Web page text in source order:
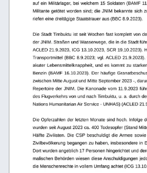
auf ein Militärlager, bei welchem 15 Soldaten (BAMF
Militante getötet worden sind; die JNIM bekannte sich
riefen eine dreitägige Staatstrauer aus (BBC 8.9.2023).
Die Stadt Timbuktu ist seit Wochen fast komplett von
der JNIM. Straßen und Wasserwege, die in die Stadt
ACLED 21.9.2023, ICG 13.10.2023, SCR 19.10.2023).
Transportmittel (BBC 8.9.2023; vgl. ACLED
akuter Lebensmittelknappheit, und es kommt zu
Benzin (BAMF 16.10.2023). Der häufige
zwischen Mitte August und Mitte September 2023 -,
Repertoire der JNIM. Die Kanonade vom 11.9.2023
des Flugverkehrs von und nach Timbuktu, u. a. durch
Nations Humanitarian Air Service - UNHAS) (ACLED
Die Opferzahlen der letzten Monate sind hoch. Infolge
wurden seit August 2023 ca. 400 Todesopfer (Stand
Hälfte Zivilisten. Die CSP beschuldigt die Armee
Zivilbevölkerung begangen zu haben, insbesondere in
Dort wurden angeblich 17 Personen hingerichtet und
malischen Behörden wiesen diese Anschuldigungen
die Menschenrechte in vollem Umfang achtet (ICG